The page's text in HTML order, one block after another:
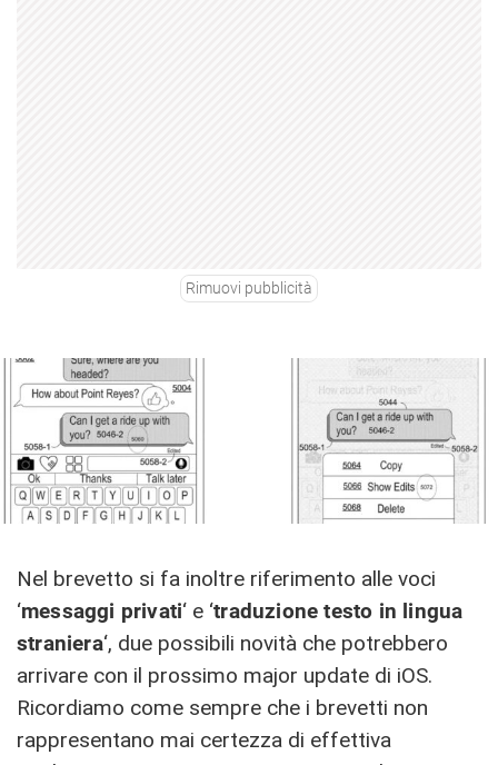
Rimuovi pubblicità
Nel brevetto si fa inoltre riferimento alle voci
‘messaggi privati‘ e ‘traduzione testo in lingua
straniera‘, due possibili novità che potrebbero
arrivare con il prossimo major update di iOS.
Ricordiamo come sempre che i brevetti non
rappresentano mai certezza di effettiva